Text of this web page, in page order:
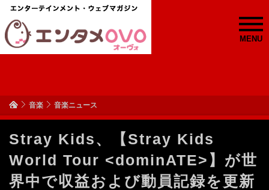
MENU
音楽 音楽ニュース
Stray Kids、【Stray Kids
World Tour <dominATE>】が世
界中で収益および動員記録を更新